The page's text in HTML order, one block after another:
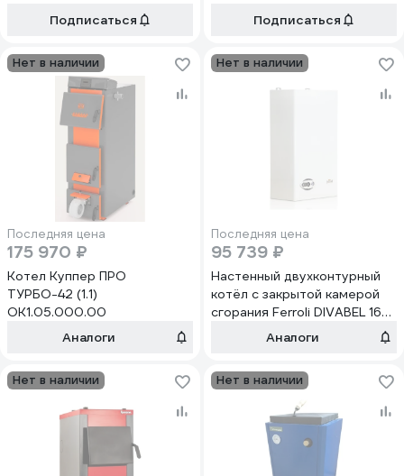
турбокомплекта, пеллетной
Подписаться Подписаться
Нет в наличии
Последняя цена
175 970 ₽
Котел Куппер ПРО
ТУРБО-42 (1.1)
ОК1.05.000.00
Аналоги
Нет в наличии
Последняя цена
95 739 ₽
Настенный двухконтурный
котёл с закрытой камерой
сгорания Ferroli DIVABEL 16
ZL0BYF3JYAАналоги
Нет в наличии Нет в наличии